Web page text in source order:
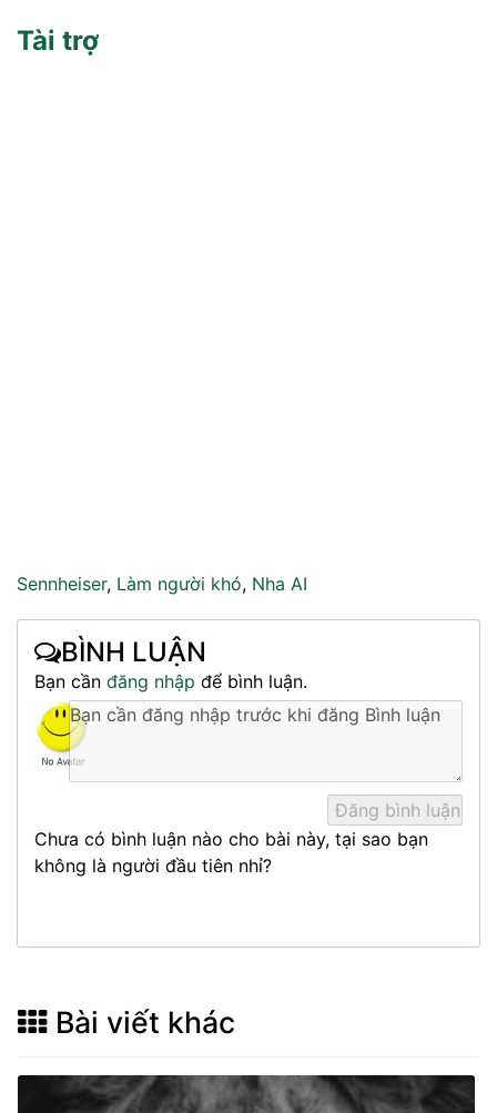
Tài trợ
Sennheiser, Làm người khó, Nha AI
BÌNH LUẬN
Bạn cần đăng nhập để bình luận.
Chưa có bình luận nào cho bài này, tại sao bạn
không là người đầu tiên nhỉ?
Bài viết khác